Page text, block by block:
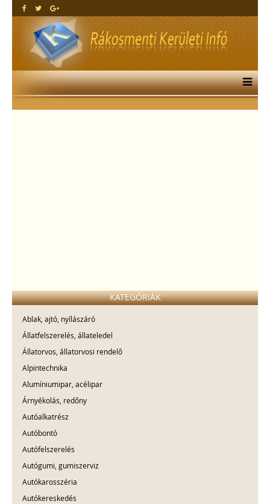
KATEGÓRIÁK
Ablak, ajtó, nyílászáró
Állatfelszerelés, állateledel
Állatorvos, állatorvosi rendelő
Alpintechnika
Alumíniumipar, acélipar
Árnyékolás, redőny
Autóalkatrész
Autóbontó
Autófelszerelés
Autógumi, gumiszerviz
Autókarosszéria
Autókereskedés